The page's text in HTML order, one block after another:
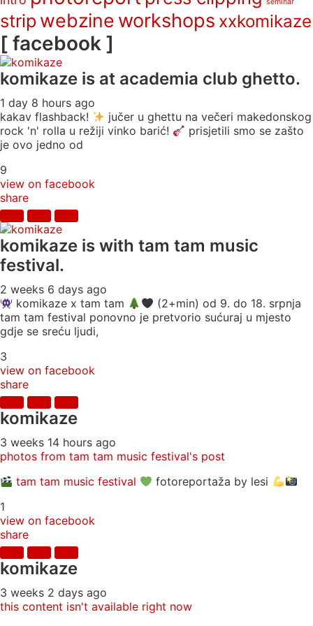
strip webzine workshops xxkomikaze
[ facebook ]
komikaze is at academia club ghetto.
1 day 8 hours ago
kakav flashback!
jučer u ghettu na večeri makedonskog
rock 'n' rolla u režiji vinko barić!
prisjetili smo se zašto
je ovo jedno od
9
view on facebook
share
komikaze is with tam tam music
festival.
2 weeks 6 days ago
komikaze x tam tam
(2+min) od 9. do 18. srpnja
tam tam festival ponovno je pretvorio sućuraj u mjesto
gdje se sreću ljudi,
3
view on facebook
share
komikaze
3 weeks 14 hours ago
photos from tam tam music festival's post
tam tam music festival
fotoreportaža by lesi
1
view on facebook
share
komikaze
3 weeks 2 days ago
this content isn't available right now